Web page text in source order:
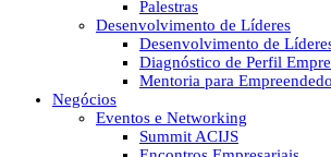
Palestras
Desenvolvimento de Líderes
Desenvolvimento de
Diagnóstico de Perfil
Mentoria para
Negócios
Eventos e Networking
Summit ACIJS